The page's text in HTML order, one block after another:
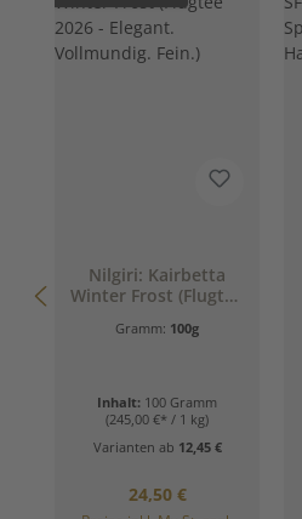
Nilgiri: Kairbetta
Winter Frost (Flugtee
Vollmundig. Fein.)
Gramm: 100g
Inhalt: 100 Gramm
(245,00 €* / 1 kg)
Varianten ab 12,45 €
Regulärer Preis:
24,50 €